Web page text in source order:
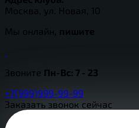
Москва, ул. Новая, 10
Мы онлайн, пишите
Звоните Пн-Вс: 7 - 23
+7(999)999-99-99
Заказать звонок сейчас